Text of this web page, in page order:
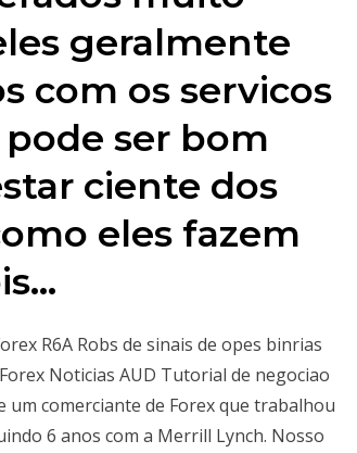
geralmente
com os servicos
ser bom
ciente dos
eles fazem
R6A Robs de sinais de opes binrias
Noticias AUD Tutorial de negociao
um comerciante de Forex que trabalhou
6 anos com a Merrill Lynch. Nosso